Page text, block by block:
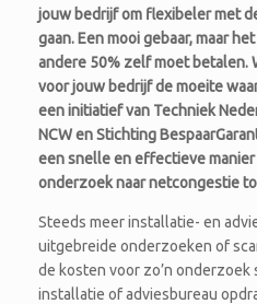
jouw bedrijf om flexibeler met
gaan. Een mooi gebaar, maar
andere 50% zelf moet betalen.
voor jouw bedrijf de moeite
een initiatief van Techniek
NCW en Stichting
een snelle en effectieve
onderzoek naar netcongestie
Steeds meer installatie- en
uitgebreide onderzoeken of
de kosten voor zo’n onderzoek
installatie of adviesbureau